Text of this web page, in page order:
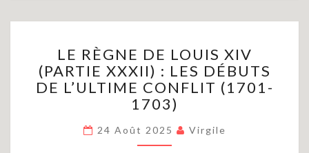
RÈGNE
DE
LOUIS
XIV
(PARTIE
XXXII)
:
LE RÈGNE DE LOUIS XIV
(PARTIE XXXII) : LES DÉBUTS
DE L’ULTIME CONFLIT (1701-
1703)
24 Août 2025 Virgile